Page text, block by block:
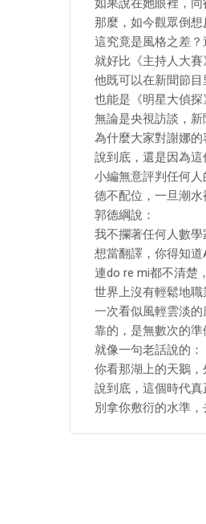
如果說在她眼裡，同
那麼，如今觀眾倒想
這究竟是風格之差？
就好比《主持人大賽
他既可以在新聞節目
也能是《明星大偵探
無論是央視訪談，新
為什麼大家對謝娜的
說到底，還是因為這
小編無意評判任何人
德不配位，一旦潮水
郭德綱說：
我不攔著任何人數學
想當翻譯，你得知道
連do re mi都不清楚
世界上沒有輕鬆地職
一次看似風輕雲淡的
靠的，是無數次的準
就像一句老話說的：
你看那湖上的天鵝，
說到底，這個時代真
別拿你敷衍的水準，